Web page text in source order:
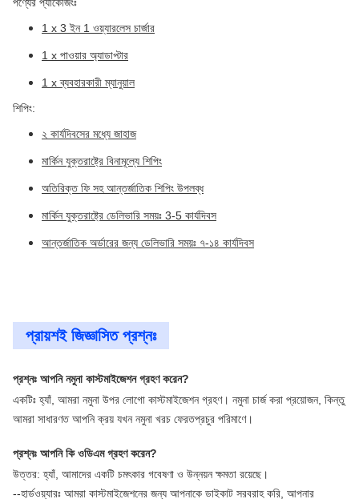
1 x 3 ইন 1 ওয়্যারলেস চার্জার
1 x পাওয়ার অ্যাডাপ্টার
1 x ব্যবহারকারী ম্যানুয়াল
শিপিং:
২ কার্যদিবসের মধ্যে জাহাজ
মার্কিন যুক্তরাষ্ট্রে বিনামূল্যে শিপিং
অতিরিক্ত ফি সহ আন্তর্জাতিক শিপিং উপলব্ধ
মার্কিন যুক্তরাষ্ট্রে ডেলিভারি সময়ঃ 3-5 কার্যদিবস
আন্তর্জাতিক অর্ডারের জন্য ডেলিভারি সময়ঃ ৭-১৪ কার্যদিবস
প্রায়শই জিজ্ঞাসিত প্রশ্নঃ
প্রশ্নঃ আপনি নমুনা কাস্টমাইজেশন গ্রহণ করেন?
একটিঃ হ্যাঁ, আমরা নমুনা উপর লোগো কাস্টমাইজেশন গ্রহণ। নমুনা চার্জ করা প্রয়োজন, কিন্তু
আমরা সাধারণত আপনি ক্রয় যখন নমুনা খরচ ফেরতপ্রচুর পরিমাণে।
প্রশ্নঃ আপনি কি ওডিএম গ্রহণ করেন?
উত্তর: হ্যাঁ, আমাদের একটি চমৎকার গবেষণা ও উন্নয়ন ক্ষমতা রয়েছে।
--হার্ডওয়্যারঃ আমরা কাস্টমাইজেশনের জন্য আপনাকে ডাইকাট সরবরাহ করি, আপনার